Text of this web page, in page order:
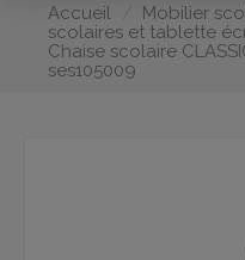
Accueil Mobilier
scolaires et tablette
Chaise scolaire
ses105009